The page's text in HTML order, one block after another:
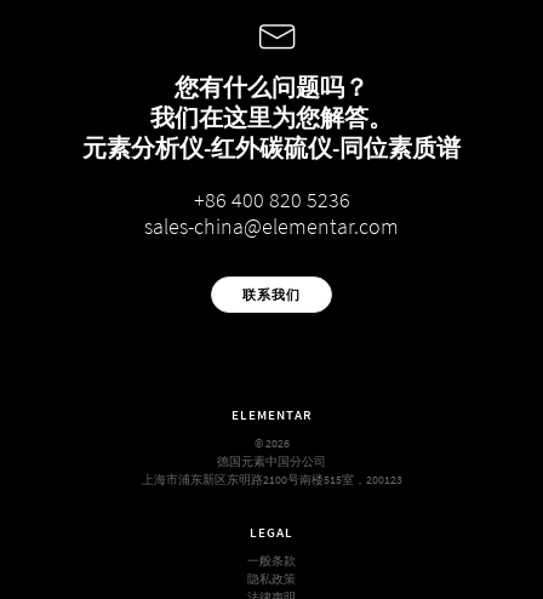
您有什么问题吗？
我们在这里为您解答。
元素分析仪-红外碳硫仪-同位素质谱
+86 400 820 5236
sales-china@elementar.com
联系我们
ELEMENTAR
© 2026
德国元素中国分公司
上海市浦东新区东明路2100号南楼515室，200123
LEGAL
一般条款
隐私政策